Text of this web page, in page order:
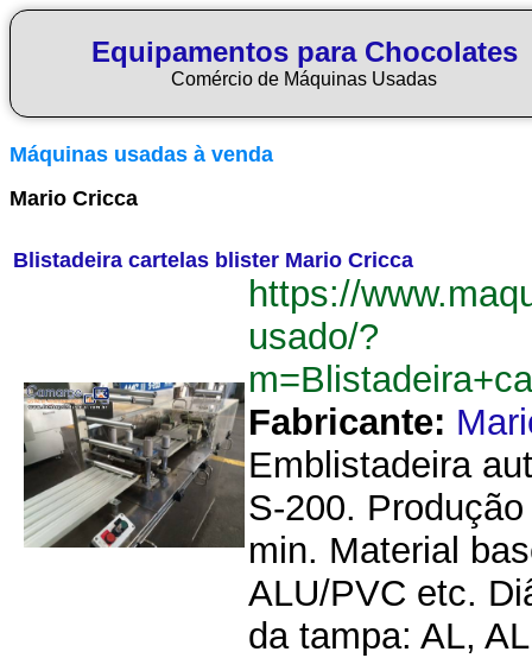
Equipamentos para Chocolates
Comércio de Máquinas Usadas
Máquinas usadas à venda
Mario Cricca
Blistadeira cartelas blister Mario Cricca
https://
usado/?
Fabricante:
Emblistadeira
S-200.
min. Material
ALU/PVC etc.
da tampa: AL,